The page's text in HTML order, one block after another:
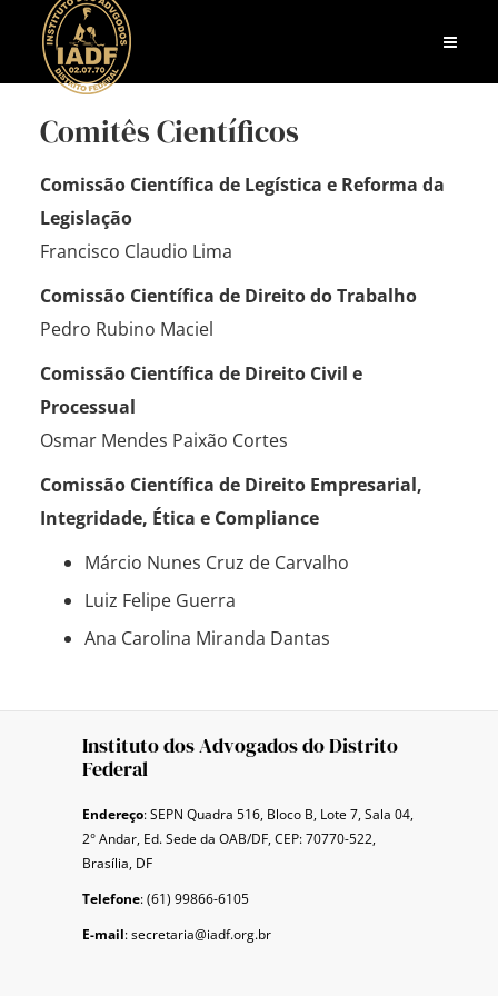
Comitês Científicos
Comissão Científica de Legística e Reforma da
Legislação
Francisco Claudio Lima
Comissão Científica de Direito do Trabalho
Pedro Rubino Maciel
Comissão Científica de Direito Civil e
Processual
Osmar Mendes Paixão Cortes
Comissão Científica de Direito Empresarial,
Integridade, Ética e Compliance
Márcio Nunes Cruz de Carvalho
Luiz Felipe Guerra
Ana Carolina Miranda Dantas
Instituto dos Advogados do Distrito
Federal
Endereço: SEPN Quadra 516, Bloco B, Lote 7, Sala 04,
2° Andar, Ed. Sede da OAB/DF, CEP: 70770-522,
Brasília, DF
Telefone: (61) 99866-6105
E-mail: secretaria@iadf.org.br